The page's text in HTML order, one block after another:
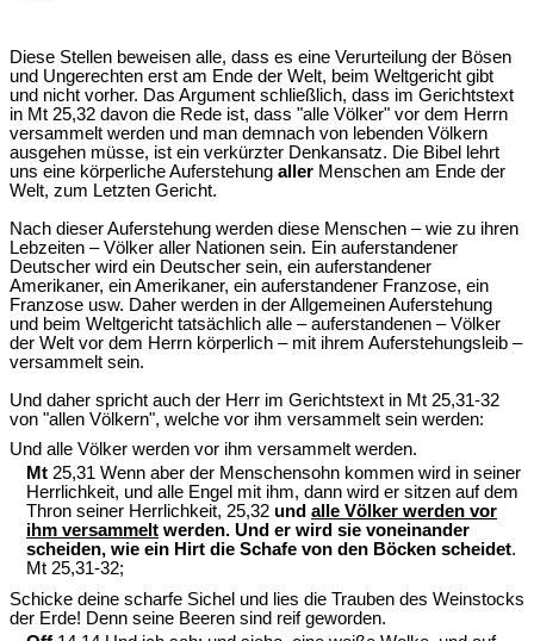
Diese Stellen beweisen alle, dass es eine Verurteilung der Bösen
und Ungerechten erst am Ende der Welt, beim Weltgericht gibt
und nicht vorher. Das Argument schließlich, dass im Gerichtstext
in Mt 25,32 davon die Rede ist, dass "alle Völker" vor dem Herrn
versammelt werden und man demnach von lebenden Völkern
ausgehen müsse, ist ein verkürzter Denkansatz. Die Bibel lehrt
uns eine körperliche Auferstehung aller Menschen am Ende der
Welt, zum Letzten Gericht.
Nach dieser Auferstehung werden diese Menschen – wie zu ihren
Lebzeiten – Völker aller Nationen sein. Ein auferstandener
Deutscher wird ein Deutscher sein, ein auferstandener
Amerikaner, ein Amerikaner, ein auferstandener Franzose, ein
Franzose usw. Daher werden in der Allgemeinen Auferstehung
und beim Weltgericht tatsächlich alle – auferstandenen – Völker
der Welt vor dem Herrn körperlich – mit ihrem Auferstehungsleib –
versammelt sein.
Und daher spricht auch der Herr im Gerichtstext in Mt 25,31-32
von "allen Völkern", welche vor ihm versammelt sein werden:
Und alle Völker werden vor ihm versammelt werden.
Mt 25,31 Wenn aber der Menschensohn kommen wird in seiner
Herrlichkeit, und alle Engel mit ihm, dann wird er sitzen auf dem
Thron seiner Herrlichkeit, 25,32 und alle Völker werden vor
ihm versammelt werden. Und er wird sie voneinander
scheiden, wie ein Hirt die Schafe von den Böcken scheidet.
Mt 25,31-32;
Schicke deine scharfe Sichel und lies die Trauben des Weinstocks
der Erde! Denn seine Beeren sind reif geworden.